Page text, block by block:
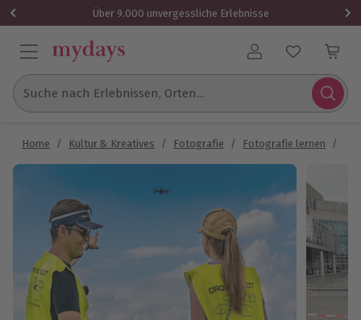
Über 9.000 unvergessliche Erlebnisse
Benutzerkonto
Suche nach Erlebnissen, Orten...
Home / Kultur & Kreatives / Fotografie / Fotografie lernen /